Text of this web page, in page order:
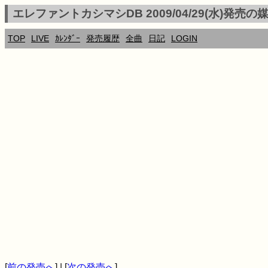
エレファントカシマシDB 2009/04/29(水)発売の
TOP LIVE ｶﾚﾝﾀﾞｰ 発売履歴 全曲 日記 LOGIN